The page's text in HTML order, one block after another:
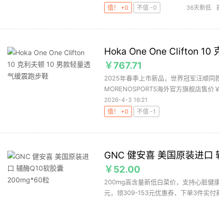
值！ +0
不值 -0 36天新低
Hoka One One Clifton 10
￥767.71
2025年春季上市新品，世界冠军汪顺同
MORENOSPORTS海外官方旗舰店售价
2026-4-3 16:21
值！ +0
不值 -1
GNC 健安喜 美国原装进
￥52.00
200mg高含量新低白菜价，支持心脏健
元，领309-153元优惠券，下单3件实付